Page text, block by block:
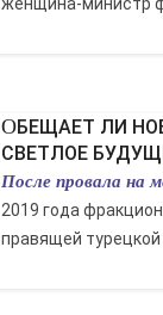
ОБЕЩАЕТ ЛИ НОВАЯ ПАРТИЯ ТУРЦИИ
СВЕТЛОЕ
После провала на
2019 года
правящей турецкой